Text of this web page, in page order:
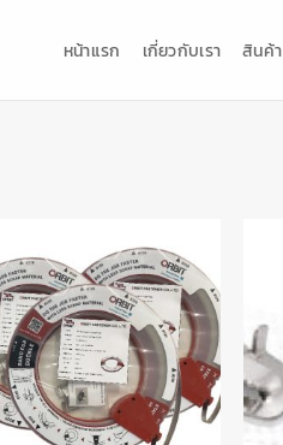
หน้าแรก เกี่ยวกับเรา สินค้า